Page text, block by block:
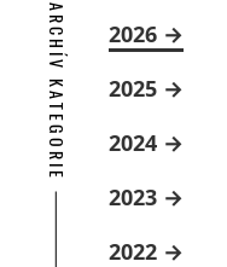
ARCHÍV KATEGORIE 2026
2025
2024
2023
2022